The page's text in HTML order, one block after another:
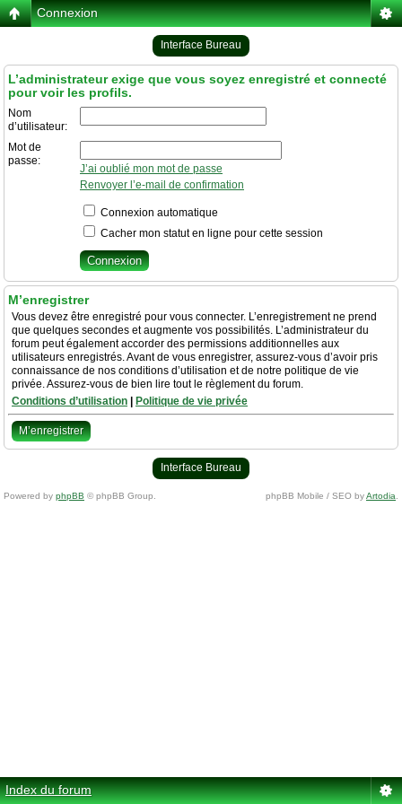
Connexion
Interface Bureau
L’administrateur exige que vous soyez enregistré et connecté
pour voir les profils.
Nom
d’utilisateur:
Mot de
passe:
J’ai oublié mon mot de passe
Renvoyer l’e-mail de confirmation
Connexion automatique
Cacher mon statut en ligne pour cette session
M’enregistrer
Vous devez être enregistré pour vous connecter. L’enregistrement ne prend
que quelques secondes et augmente vos possibilités. L’administrateur du
forum peut également accorder des permissions additionnelles aux
utilisateurs enregistrés. Avant de vous enregistrer, assurez-vous d’avoir pris
connaissance de nos conditions d’utilisation et de notre politique de vie
privée. Assurez-vous de bien lire tout le règlement du forum.
Conditions d’utilisation
Politique de vie privée
M’enregistrer
Interface Bureau
Powered by phpBB © phpBB Group. phpBB Mobile / SEO byArtodia
Index du forum